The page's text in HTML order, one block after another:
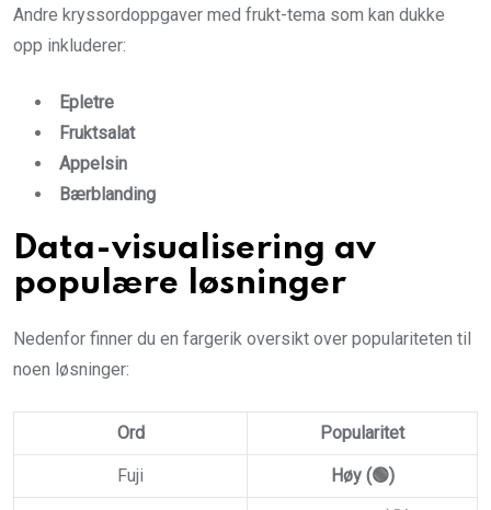
Andre kryssordoppgaver med frukt-tema som kan dukke
opp inkluderer:
Epletre
Fruktsalat
Appelsin
Bærblanding
Data-visualisering av
populære løsninger
Nedenfor finner du en fargerik oversikt over populariteten til
noen løsninger:
Ord Popularitet
Fuji Høy (🟢)